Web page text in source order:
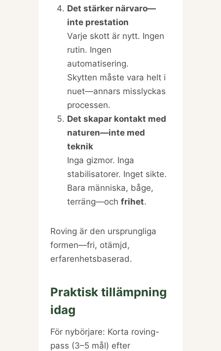
Det stärker närvaro—
inte prestation
Varje skott är nytt. Ingen
rutin. Ingen
automatisering.
Skytten måste vara helt i
nuet—annars misslyckas
processen.
Det skapar kontakt med
naturen—inte med
teknik
Inga gizmor. Inga
stabilisatorer. Inget sikte.
Bara människa, båge,
terräng—och frihet.
Roving är den ursprungliga
formen—fri, otämjd,
erfarenhetsbaserad.
Praktisk tillämpning
idag
För nybörjare: Korta roving-
pass (3–5 mål) efter